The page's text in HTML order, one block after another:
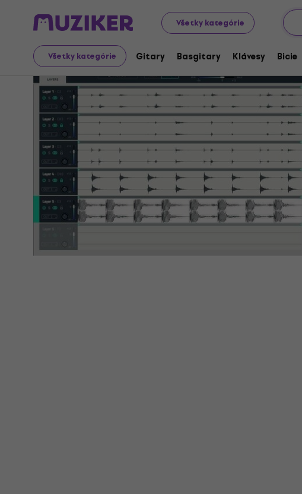
Všetky kategórie
Všetky kategórie Gitary Basgitary Klávesy Bicie
Hudobné nástroje Štúdio Štúdiový software VST Instruments
Ukončený predaj